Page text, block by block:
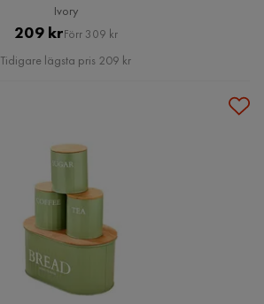
Ivory
Pris
209 krOriginal
Pris
Förr 309 kr
Tidigare lägsta pris 209 kr